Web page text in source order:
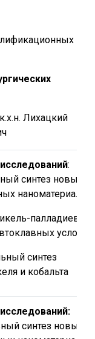
Лихацкий
:
синтез новых
наноматериалов
палладиевых
синтез
и кобальта
синтез новых